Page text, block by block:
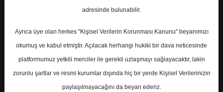
1 0
adresinde bulunabilir.
Ayrıca üye olan herkes "Kişisel Verilerin Korunması Kanunu" beyanımızı
okumuş ve kabul etmiştir. Açılacak herhangi hukiki bir dava neticesinde
platformumuz yetkili merciler ile gerekli uzlaşmayı sağlayacaktır, lakin
zorunlu şartlar ve resmi kurumlar dışında hiç bir yerde Kişisel Verilerinizin
paylaşılmayacağını da beyan ederiz.